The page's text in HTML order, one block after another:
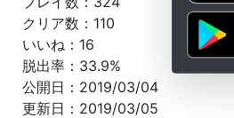
クリア数：110
いいね：16
脱出率：33.9%
公開日：2019/03/04
更新日：2019/03/05